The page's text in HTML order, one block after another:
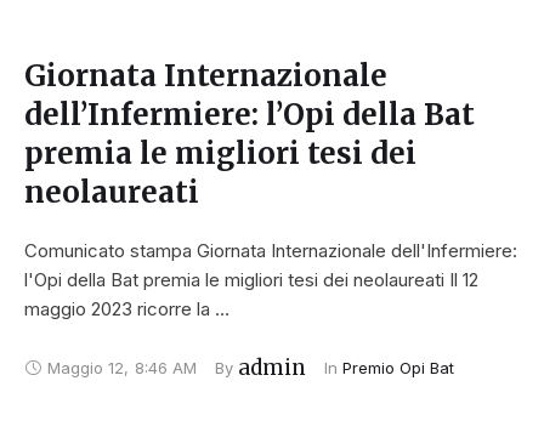
Giornata Internazionale
dell’Infermiere: l’Opi della Bat
premia le migliori tesi dei
neolaureati
Comunicato stampa Giornata Internazionale dell'Infermiere:
l'Opi della Bat premia le migliori tesi dei neolaureati Il 12
maggio 2023 ricorre la …
Maggio 12, 8:46 AM By admin In Premio Opi Bat